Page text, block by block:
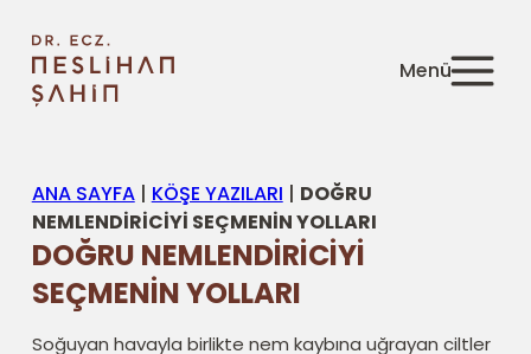
ANA SAYFA| KÖŞE YAZILARI | DOĞRU
NEMLENDİRİCİYİ SEÇMENİN YOLLARI
DOĞRU NEMLENDİRİCİYİ
SEÇMENİN YOLLARI
Soğuyan havayla birlikte nem kaybına uğrayan ciltler